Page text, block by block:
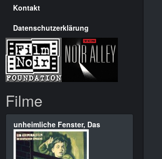
Kontakt
Datenschutzerklärung
Filme
unheimliche Fenster, Das